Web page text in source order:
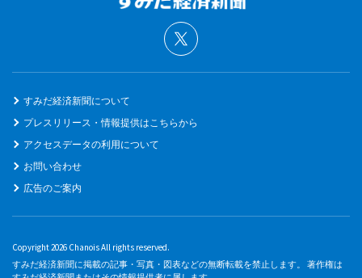
すみだ経済新聞について
プレスリリース・情報提供はこちらから
アクセスデータの利用について
お問い合わせ
広告のご案内
Copyright 2026 Chanois All rights reserved.
すみだ経済新聞に掲載の記事・写真・図表などの無断転載を禁止します。 著作権は